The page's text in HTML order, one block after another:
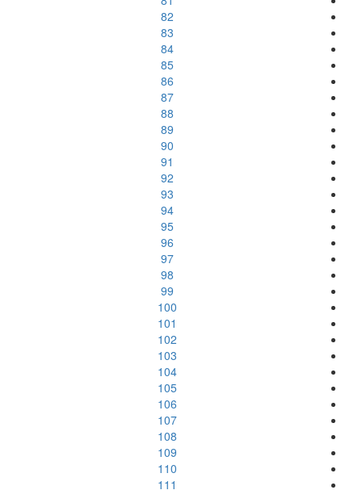
82
83
84
85
86
87
88
89
90
91
92
93
94
95
96
97
98
99
100
101
102
103
104
105
106
107
108
109
110
111